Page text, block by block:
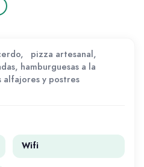
pizza artesanal,
hamburguesas a la
alfajores y postres
Wifi